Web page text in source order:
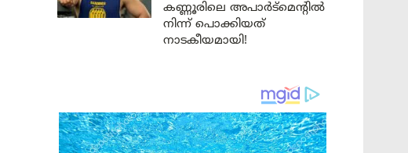
കണ്ണൂരിലെ അപാർട്മെന്റിൽ
നിന്ന് പൊക്കിയത്
നാടകീയമായി!